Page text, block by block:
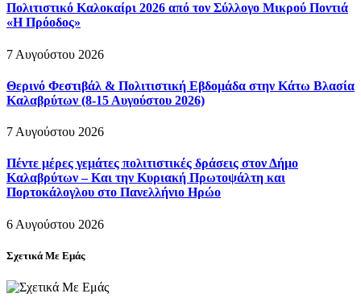
Πολιτιστικό Καλοκαίρι 2026 από τον Σύλλογο Μικρού Ποντιά
«Η Πρόοδος»
7 Αυγούστου 2026
Θερινό Φεστιβάλ & Πολιτιστική Εβδομάδα στην Κάτω Βλασία
Καλαβρύτων (8-15 Αυγούστου 2026)
7 Αυγούστου 2026
Πέντε μέρες γεμάτες πολιτιστικές δράσεις στον Δήμο
Καλαβρύτων – Και την Κυριακή Πρωτοψάλτη και
Πορτοκάλογλου στο Πανελλήνιο Ηρώο
6 Αυγούστου 2026
Σχετικά Με Εμάς